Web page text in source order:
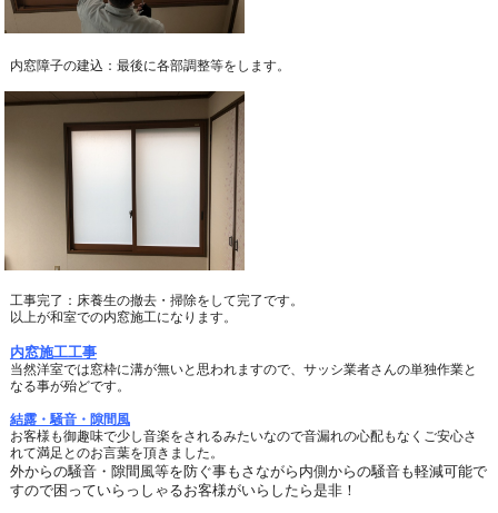
内窓障子の建込：最後に各部調整等をします。
工事完了：床養生の撤去・掃除をして完了です。
以上が和室での内窓施工になります。
内窓施工工事
当然洋室では窓枠に溝が無いと思われますので、 サッシ業者さんの単独作業と
なる事が殆どです。
結露・騒音・隙間風
お客様も御趣味で少し音楽をされるみたいなので音漏れの心配もなく ご安心さ
れて満足とのお言葉を頂きました。
外からの騒音・隙間風等を防ぐ事もさながら内側からの騒音も軽減可能で
すので困っていらっしゃるお客様がいらしたら是非！